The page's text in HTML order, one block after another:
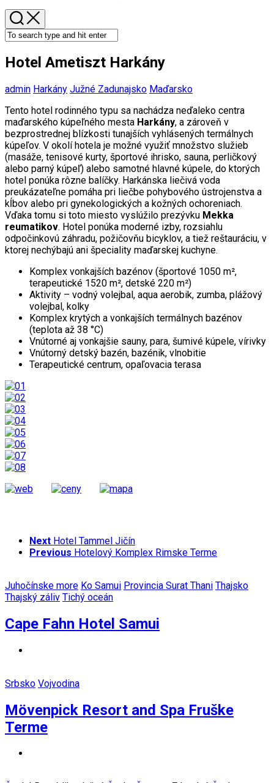
Hotel Ametiszt Harkány
admin Harkány Južné Zadunajsko Maďarsko
Tento hotel rodinného typu sa nachádza neďaleko centra
maďarského kúpeľného mesta Harkány, a zároveň v
bezprostrednej blízkosti tunajších vyhlásených termálnych
kúpeľov. V okolí hotela je možné využiť množstvo služieb
(masáže, tenisové kurty, športové ihrisko, sauna, perličkový
alebo parný kúpeľ) alebo samotné hlavné kúpele, do ktorých
hotel ponúka rôzne balíčky. Harkánska liečivá voda
preukázateľne pomáha pri liečbe pohybového ústrojenstva a
kĺbov alebo pri gynekologických a kožných ochoreniach.
Vďaka tomu si toto miesto vyslúžilo prezývku Mekka
reumatikov. Hotel ponúka moderné izby, rozsiahlu
odpočinkovú záhradu, požičovňu bicyklov, a tiež reštauráciu, v
ktorej nechýbajú ani špeciality maďarskej kuchyne.
Komplex vonkajších bazénov (športové 1050 m²,
terapeutické 1520 m², detské 220 m²)
Aktivity – vodný volejbal, aqua aerobik, zumba, plážový
volejbal, kolky
Komplex krytých a vonkajších termálnych bazénov
(teplota až 38 °C)
Vnútorné aj vonkajšie sauny, para, šumivé kúpele, vírivky
Vnútorný detský bazén, bazénik, vlnobitie
Terapeutické centrum, opaľovacia terasa
Next Hotel Tammel Jičín
Previous Hotelový Komplex Rimske Terme
Juhočínske more Ko Samui Provincia Surat Thani Thajsko
Thajský záliv Tichý oceán
Cape Fahn Hotel Samui
Srbsko Vojvodina
Mövenpick Resort and Spa Fruške
Terme